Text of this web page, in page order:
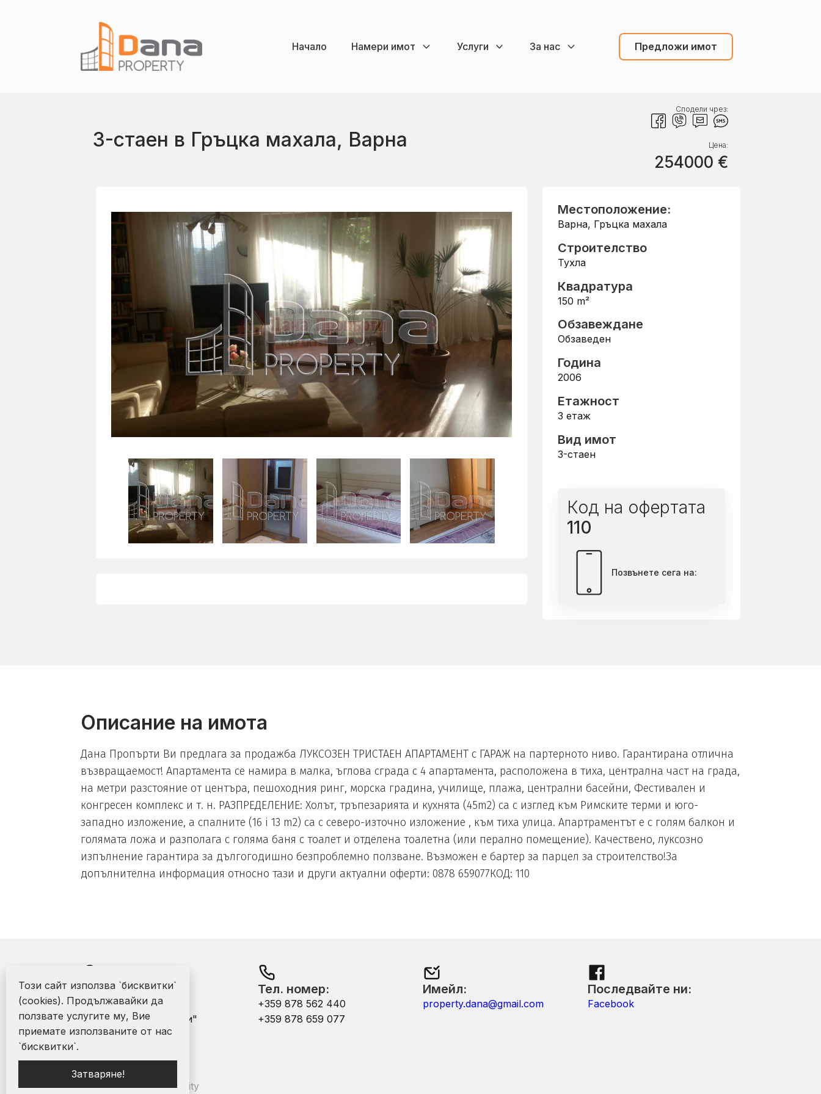
Начало Намери имот Услуги За нас Предложи имот
3-стаен в Гръцка махала, Варна
Сподели чрез:
Цена:
254000 €
Местоположение:
Варна, Гръцка махала
Строителство
Тухла
Квадратура
150 m²
Обзавеждане
Обзаведен
Година
2006
Етажност
3 етаж
Вид имот
3-стаен
Код на офертата
110
Позвънете сега на:
Описание на имота
Дана Пропърти Ви предлага за продажба ЛУКСОЗЕН ТРИСТАЕН АПАРТАМЕНТ с ГАРАЖ на партерното ниво. Гарантирана отлична
възвращаемост! Апартамента се намира в малка, ъглова сграда с 4 апартамента, расположена в тиха, централна част на града,
на метри разстояние от центъра, пешоходния ринг, морска градина, училище, плажа, централни басейни, Фестивален и
конгресен комплекс и т. н. РАЗПРЕДЕЛЕНИЕ: Холът, тръпезарията и кухнята (45m2) са с изглед към Римските терми и юго-
западно изложение, а спалните (16 i 13 m2) са с северо-източно изложение , към тиха улица. Апартраментът е с голям балкон и
голямата ложа и разполага с голяма баня с тоалет и отделена тоалетна (или перално помещение). Качествено, луксозно
изпълнение гарантира за дългогодишно безпроблемно ползване. Възможен е бартер за парцел за строителство!За
допълнителна информация относно тази и други актуални оферти: 0878 659077КОД: 110
Адрес:
офис - гр. Варна ул.
"Никола Михайловски"
№4
Тел. номер:
+359 878 562 440
+359 878 659 077
Имейл:
property.dana@gmail.com
Последвайте ни:
Facebook
С помощта на Mythfinity
Този сайт използва `бисквитки`
(cookies). Продължавайки да
ползвате услугите му, Вие
приемате използваните от нас
`бисквитки`.
Затваряне!